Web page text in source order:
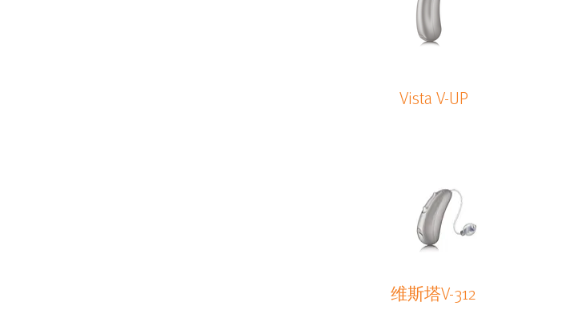
Vista V-UP
维斯塔V-312